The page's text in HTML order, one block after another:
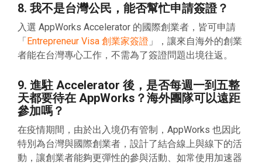
8. 我不是台灣公民，能否幫忙申請簽證？
入選 AppWorks Accelerator 的國際創業者，皆可申請
「Entrepreneur Visa 創業家簽證 」，讓來自海外的創業
者能在台灣專心工作，不需為了簽證問題出境往返。
9. 進駐 Accelerator 後，是否每週一到五整
天都要待在 AppWorks？海外團隊可以遠距
參加嗎？
在疫情期間，由於出入境仍有管制，AppWorks 也因此
特別為台灣與國際創業者，設計了結合線上與線下的活
動，讓創業者能夠更彈性的參與活動、如常使用加速器